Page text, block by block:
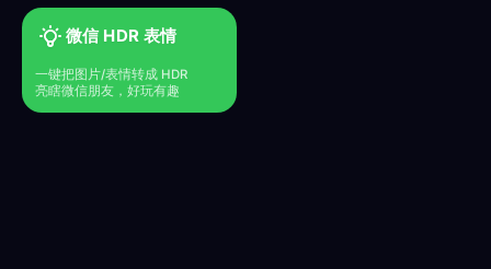
微信 HDR 表情
一键把图片/表情转成 HDR
亮瞎微信朋友，好玩有趣